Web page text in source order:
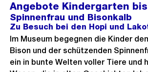
Angebote Kindergarten
Spinnenfrau und Bisonkalb
Zu Besuch bei den Hopi und
Im Museum begegnen die Kinder
Bison und der schützenden
ein in bunte Welten voller Tiere und